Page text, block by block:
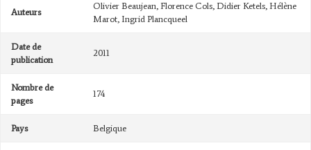
Auteurs
Olivier Beaujean, Florence Cols, Didier Ketels, Hélène
Marot, Ingrid Plancqueel
Date de
publication
2011
Nombre de
pages
174
Pays Belgique